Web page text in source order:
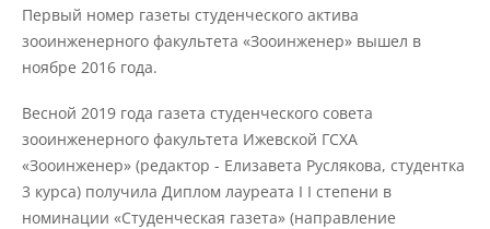
образовательной организацией
Образовательные стандарты и
требования
Первый номер газеты студенческого актива
зооинженерного факультета «Зооинженер» вышел в
ноябре 2016 года.
Весной 2019 года газета студенческого совета
зооинженерного факультета Ижевской ГСХА
«Зооинженер» (редактор - Елизавета Руслякова, студентка
3 курса) получила Диплом лауреата I I степени в
номинации «Студенческая газета» (направление